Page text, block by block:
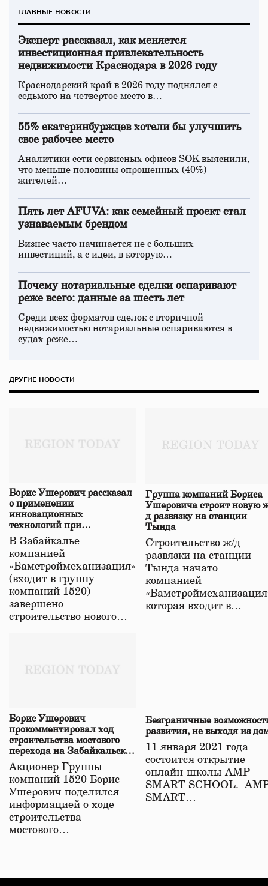
ГЛАВНЫЕ НОВОСТИ
Эксперт рассказал, как меняется
инвестиционная привлекательность
недвижимости Краснодара в 2026 году
Краснодарский край в 2026 году поднялся с
седьмого на четвертое место в…
55% екатеринбуржцев хотели бы улучшить
свое рабочее место
Аналитики сети сервисных офисов SOK выяснили,
что меньше половины опрошенных (40%)
жителей…
Пять лет AFUVA: как семейный проект стал
узнаваемым брендом
Бизнес часто начинается не с больших
инвестиций, а с идеи, в которую…
Почему нотариальные сделки оспаривают
реже всего: данные за шесть лет
Среди всех форматов сделок с вторичной
недвижимостью нотариальные оспариваются в
судах реже…
ДРУГИЕ НОВОСТИ
Борис Ушерович рассказал
о применении
инновационных
технологий при
строительстве нового моста
в Забайкалье
В Забайкалье
компанией
«Бамстроймеханизация»
(входит в группу
компаний 1520)
завершено
строительство нового…
Группа компаний Бориса
Ушеровича строит новую
д развязку на станции
Тында
Строительство ж/д
развязки на станции
Тында начато
компанией
которая входит в…
Борис Ушерович
прокомментировал ход
строительства мостового
перехода на Забайкальской
железной дороге
Акционер Группы
компаний 1520 Борис
Ушерович поделился
информацией о ходе
строительства
мостового…
Безграничные
развития, не выходя из
11 января 2021 года
состоится открытие
онлайн-школы АМР
SMART SCHOOL.
SMART…